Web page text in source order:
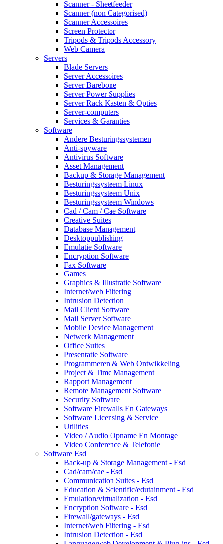
Scanner - Sheetfeeder
Scanner (non Categorised)
Scanner Accessoires
Screen Protector
Tripods & Tripods Accessory
Web Camera
Servers
Blade Servers
Server Accessoires
Server Barebone
Server Power Supplies
Server Rack Kasten & Opties
Server-computers
Services & Garanties
Software
Andere Besturingssystemen
Anti-spyware
Antivirus Software
Asset Management
Backup & Storage Management
Besturingssysteem Linux
Besturingssysteem Unix
Besturingssysteem Windows
Cad / Cam / Cae Software
Creative Suites
Database Management
Desktoppublishing
Emulatie Software
Encryption Software
Fax Software
Games
Graphics & Illustratie Software
Internet/web Filtering
Intrusion Detection
Mail Client Software
Mail Server Software
Mobile Device Management
Netwerk Management
Office Suites
Presentatie Software
Programmeren & Web Ontwikkeling
Project & Time Management
Rapport Management
Remote Management Software
Security Software
Software Firewalls En Gateways
Software Licensing & Service
Utilities
Video / Audio Opname En Montage
Video Conference & Telefonie
Software Esd
Back-up & Storage Management - Esd
Cad/cam/cae - Esd
Communication Suites - Esd
Education & Scientific/edutainment - Esd
Emulation/virtualization - Esd
Encryption Software - Esd
Firewall/gateways - Esd
Internet/web Filtering - Esd
Intrusion Detection - Esd